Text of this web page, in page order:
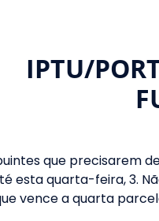
IPTU/
que precisarem
esta quarta-feira, 3.
vence a quarta